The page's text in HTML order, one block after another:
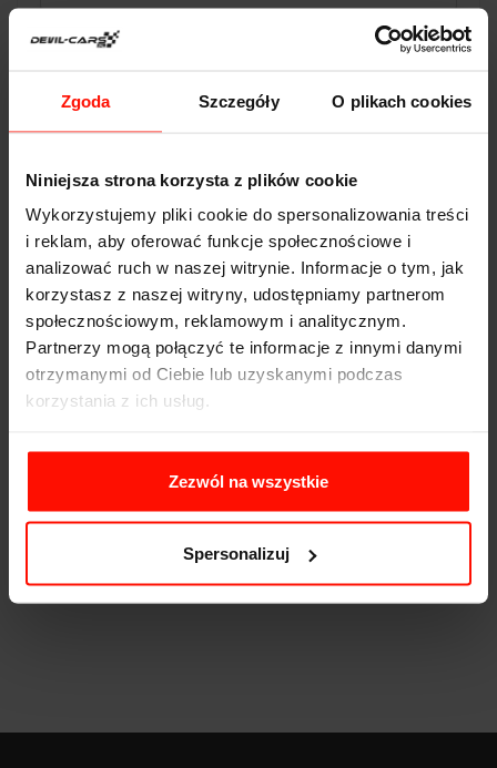
Zgoda Szczegóły O plikach cookies
Niniejsza strona korzysta z plików cookie
Wykorzystujemy pliki cookie do spersonalizowania treści
i reklam, aby oferować funkcje społecznościowe i
analizować ruch w naszej witrynie. Informacje o tym, jak
korzystasz z naszej witryny, udostępniamy partnerom
społecznościowym, reklamowym i analitycznym.
Partnerzy mogą połączyć te informacje z innymi danymi
otrzymanymi od Ciebie lub uzyskanymi podczas
korzystania z ich usług.
Zezwól na wszystkie
Spersonalizuj
Noble M600
Przyspieszenie:
3.0s do 100 km/h
Prędkość max:
362km/h
Moc:
650KM
Napęd:
4.4 l